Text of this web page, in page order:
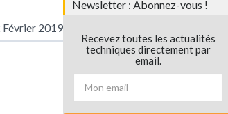
Février 2019
Newsletter : Abonnez-vous !
Recevez toutes les actualités
techniques directement par
email.